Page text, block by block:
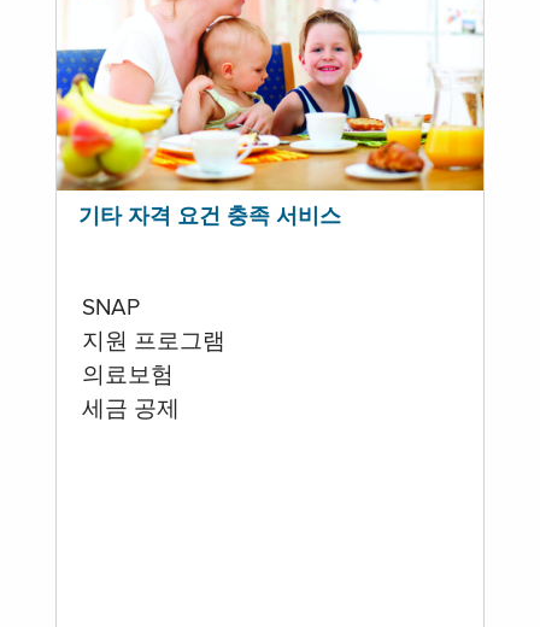
기타 자격 요건 충족 서비스
SNAP
지원 프로그램
의료보험
세금 공제